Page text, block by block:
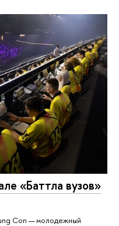
«Баттла вузов»
Con — молодежный